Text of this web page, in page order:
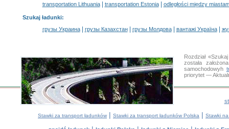
transportation Lithuania| transportation Estonia| odległości między
Szukaj ładunki:
грузы Украина| грузы Казахстан| грузы Молдова| вантажі Україна|
Rozdział
została
samochodowyh
priorytet —
Stawki za transport ładunków | Stawki za transport ładunków Polska | Stawki